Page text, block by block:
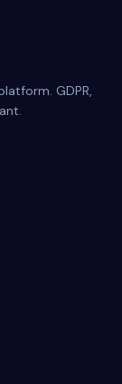
GDPR,